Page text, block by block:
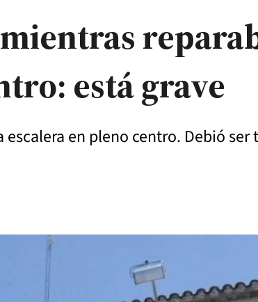
está grave
en pleno centro. Debió